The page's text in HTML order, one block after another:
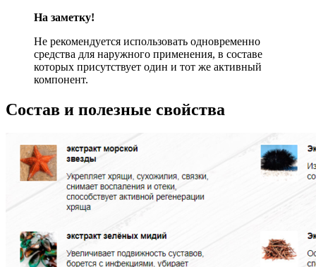
На заметку!
Не рекомендуется использовать одновременно
средства для наружного применения, в составе
которых присутствует один и тот же активный
компонент.
Состав и полезные свойства